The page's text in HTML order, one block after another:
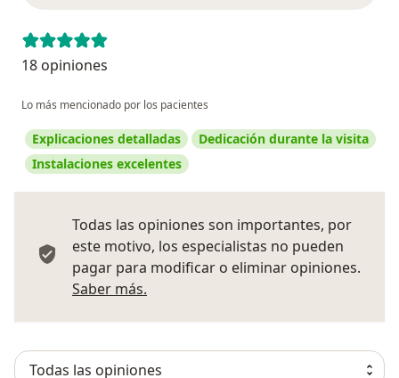
18 opiniones
Lo más mencionado por los pacientes
Explicaciones detalladas
Dedicación durante la visita
Instalaciones excelentes
Todas las opiniones son importantes, por
este motivo, los especialistas no pueden
pagar para modificar o eliminar opiniones.
Saber más.